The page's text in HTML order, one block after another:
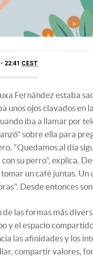
22:41 CEST
Fernández estaba
unos ojos clavados en
iba a llamar por
sobre ella para
"Quedamos al día
su perro", explica.
un café juntas.
Desde entonces
las formas más
y el espacio
las afinidades y los
compartir valores,